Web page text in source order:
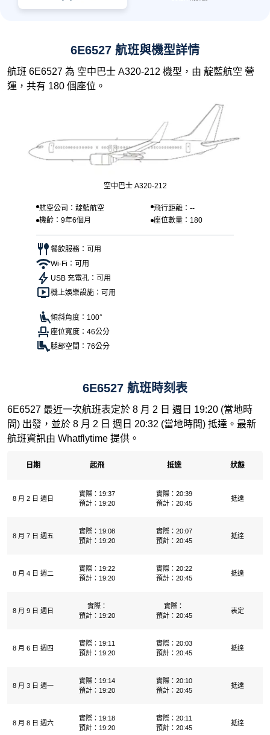
6E6527 航班與機型詳情
航班 6E6527 為 空中巴士 A320-212 機型，由 靛藍航空 營
運，共有 180 個座位。
空中巴士 A320-212
航空公司：靛藍航空
飛行距離：--
機齡：9年6個月
座位數量：180
餐飲服務：可用
Wi-Fi：可用
USB 充電孔：可用
機上娛樂設施：可用
傾斜角度：100°
座位寬度：46公分
腿部空間：76公分
6E6527 航班時刻表
6E6527 最近一次航班表定於 8 月 2 日 週日 19:20 (當地時
間) 出發，並於 8 月 2 日 週日 20:32 (當地時間) 抵達。最新
航班資訊由 Whatflytime 提供。
日期 起飛 抵達 狀態
8 月 2 日 週日
實際：19:37
預計：19:20
實際：20:39
預計：20:45
抵達
8 月 7 日 週五
實際：19:08
預計：19:20
實際：20:07
預計：20:45
抵達
8 月 4 日 週二
實際：19:22
預計：19:20
實際：20:22
預計：20:45
抵達
8 月 9 日 週日
實際：
預計：19:20
實際：
預計：20:45
表定
8 月 6 日 週四
實際：19:11
預計：19:20
實際：20:03
預計：20:45
抵達
8 月 3 日 週一
實際：19:14
預計：19:20
實際：20:10
預計：20:45
抵達
8 月 8 日 週六
實際：19:18
預計：19:20
實際：20:11
預計：20:45
抵達